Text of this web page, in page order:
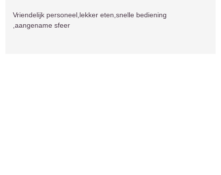
Vriendelijk personeel,lekker eten,snelle bediening
,aangename sfeer